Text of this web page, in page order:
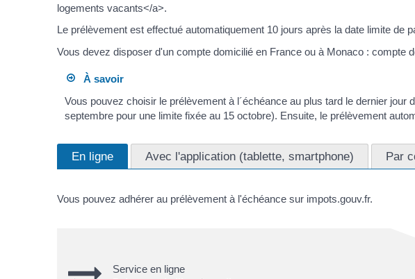
logements vacants</a>.
Le prélèvement est effectué automatiquement 10 jours après la date limite de
Vous devez disposer d'un compte domicilié en France ou à Monaco :
À savoir
Vous pouvez choisir le prélèvement à l´échéance au plus tard le dernier
septembre pour une limite fixée au 15 octobre). Ensuite, le prélèvement
En ligne Avec l'application (tablette, smartphone) Par
Vous pouvez adhérer au prélèvement à l'échéance sur impots.gouv.fr.
Service en ligne